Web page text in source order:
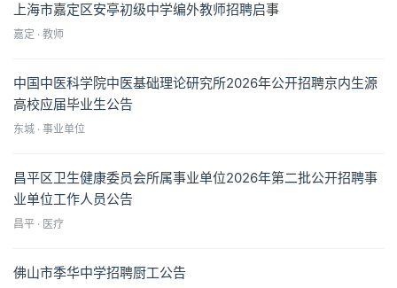
上海市嘉定区安亭初级中学编外教师招聘启事
嘉定 · 教师
中国中医科学院中医基础理论研究所2026年公开招聘京内生源
高校应届毕业生公告
东城 · 事业单位
昌平区卫生健康委员会所属事业单位2026年第二批公开招聘事
业单位工作人员公告
昌平 · 医疗
佛山市季华中学招聘厨工公告